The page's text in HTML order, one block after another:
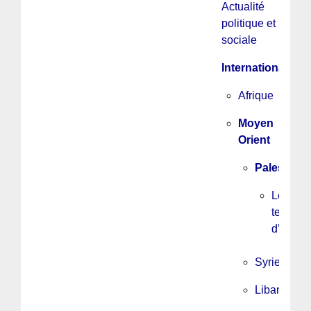
Actualité
politique et
sociale
International
Afrique
Moyen
Orient
Palestine
Les
textes
d’UPM
Syrie
Liban